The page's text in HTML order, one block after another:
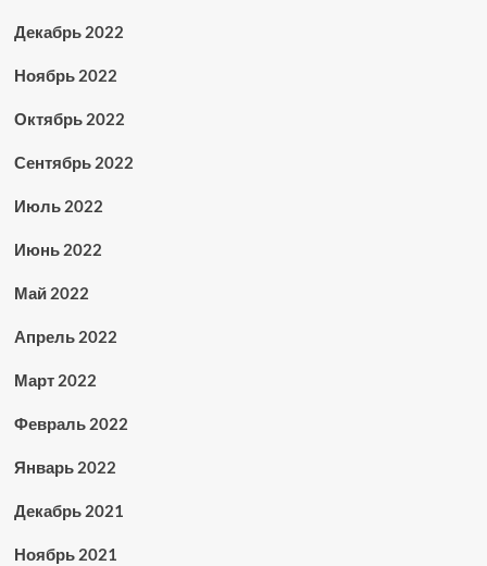
Декабрь 2022
Ноябрь 2022
Октябрь 2022
Сентябрь 2022
Июль 2022
Июнь 2022
Май 2022
Апрель 2022
Март 2022
Февраль 2022
Январь 2022
Декабрь 2021
Ноябрь 2021